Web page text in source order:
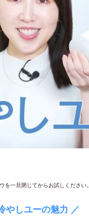
一旦閉じてからお試しください。
やしユーの魅力 ／